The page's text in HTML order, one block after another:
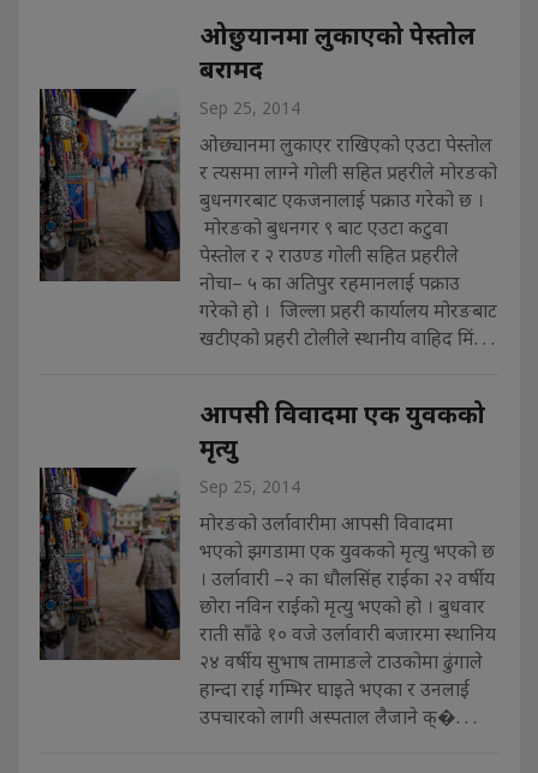
ओछुयानमा लुकाएको पेस्तोल
बरामद
Sep 25, 2014
ओछ्यानमा लुकाएर राखिएको एउटा पेस्तोल
र त्यसमा लाग्ने गोली सहित प्रहरीले मोरङको
बुधनगरबाट एकजनालाई पक्राउ गरेको छ ।
मोरङको बुधनगर ९ बाट एउटा कटुवा
पेस्तोल र २ राउण्ड गोली सहित प्रहरीले
नोचा– ५ का अतिपुर रहमानलाई पक्राउ
गरेको हो । जिल्ला प्रहरी कार्यालय मोरङबाट
खटीएको प्रहरी टोलीले स्थानीय वाहिद मिं. . .
आपसी विवादमा एक युवकको
मृत्यु
Sep 25, 2014
मोरङको उर्लावारीमा आपसी विवादमा
भएको झगडामा एक युवकको मृत्यु भएको छ
। उर्लावारी –२ का धौलसिंह राईका २२ वर्षीय
छोरा नविन राईको मृत्यु भएको हो । बुधवार
राती साँढे १० वजे उर्लावारी बजारमा स्थानिय
२४ वर्षीय सुभाष तामाङले टाउकोमा ढुंगाले
हान्दा राई गम्भिर घाइते भएका र उनलाई
उपचारको लागी अस्पताल लैजाने क्�. . .